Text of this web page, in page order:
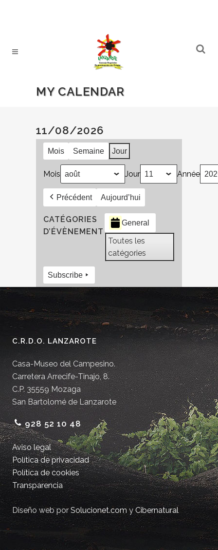
MY CALENDAR
11/08/2026
Mois Semaine Jour
Mois Jour Année
Précédent Aujourd’hui
CATÉGORIES
D’ÉVÈNEMENT
General
Toutes les
catégories
Subscribe
C.R.D.O. LANZAROTE
Casa-Museo del Campesino.
Carretera Arrecife-Tinajo, 8.
C.P. 35559 Mozaga
San Bartolomé de Lanzarote
928 52 10 48
Aviso legal
Política de privacidad
Política de cookies
Transparencia
Diseño web porSolucionet.comyCibernatural